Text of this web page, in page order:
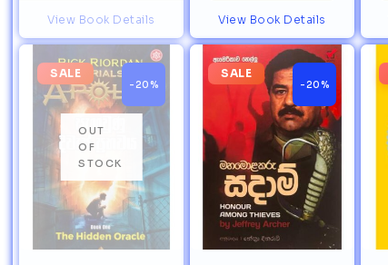
View Book Details View Book Details
SALE
-20%
SALE
-20%